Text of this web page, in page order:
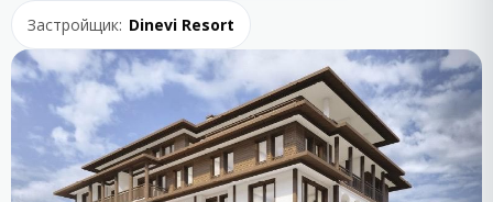
Застройщик: Dinevi Resort